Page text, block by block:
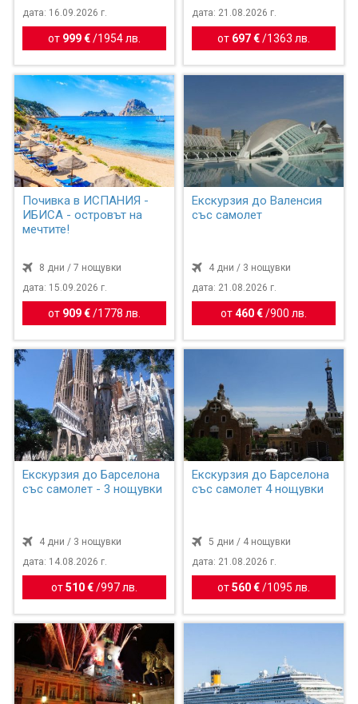
дата: 16.09.2026 г.
от 999 € / 1954 лв.
дата: 21.08.2026 г.
от 697 €/ 1363 лв.
Почивка в ИСПАНИЯ -
ИБИСА - островът на
мечтите!
8 дни / 7 нощувки
дата: 15.09.2026 г.
от 909 € / 1778 лв.
Екскурзия до Валенсия
със самолет
4 дни / 3 нощувки
дата: 21.08.2026 г.
от460 €/900 лв.
Екскурзия до Барселона
със самолет - 3 нощувки
4 дни / 3 нощувки
дата: 14.08.2026 г.
от510 € /997 лв.
Екскурзия до Барселона
със самолет 4 нощувки
5 дни / 4 нощувки
дата: 21.08.2026 г.
от560 €/ 1095 лв.